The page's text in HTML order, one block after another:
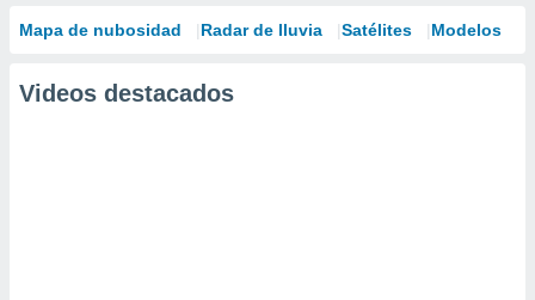
Mapa de nubosidad Radar de lluvia Satélites Modelos
Videos destacados